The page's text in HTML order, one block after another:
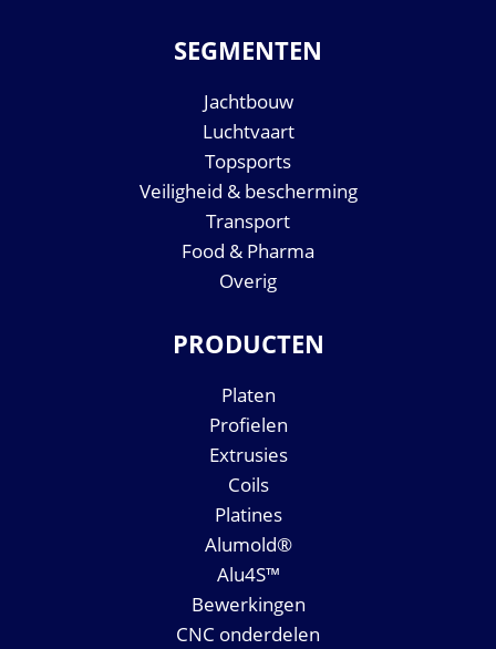
SEGMENTEN
Jachtbouw
Luchtvaart
Topsports
Veiligheid & bescherming
Transport
Food & Pharma
Overig
PRODUCTEN
Platen
Profielen
Extrusies
Coils
Platines
Alumold®
Alu4S™
Bewerkingen
CNC onderdelen